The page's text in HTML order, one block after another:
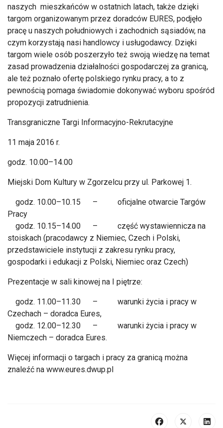
naszych mieszkańców w ostatnich latach, także dzięki
targom organizowanym przez doradców EURES, podjęło
pracę u naszych południowych i zachodnich sąsiadów, na
czym korzystają nasi handlowcy i usługodawcy. Dzięki
targom wiele osób poszerzyło też swoją wiedzę na temat
zasad prowadzenia działalności gospodarczej za granicą,
ale też poznało ofertę polskiego rynku pracy, a to z
pewnością pomaga świadomie dokonywać wyboru spośród
propozycji zatrudnienia.
Transgraniczne Targi Informacyjno-Rekrutacyjne
11 maja 2016 r.
godz. 10.00–14.00
Miejski Dom Kultury w Zgorzelcu przy ul. Parkowej 1.
godz. 10.00–10.15 – oficjalne otwarcie Targów
Pracy
godz. 10.15–14.00 – część wystawiennicza na
stoiskach (pracodawcy z Niemiec, Czech i Polski,
przedstawiciele instytucji z zakresu rynku pracy,
gospodarki i edukacji z Polski, Niemiec oraz Czech)
Prezentacje w sali kinowej na I piętrze:
godz. 11.00–11.30 – warunki życia i pracy w
Czechach – doradca Eures,
godz. 12.00–12.30 – warunki życia i pracy w
Niemczech – doradca Eures.
Więcej informacji o targach i pracy za granicą można
znaleźć na www.eures.dwup.pl